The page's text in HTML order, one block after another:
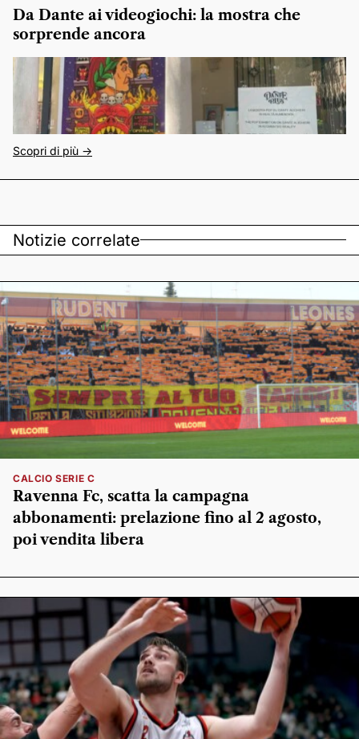
Da Dante ai videogiochi: la mostra che
sorprende ancora
Scopri di più ->
Notizie correlate
CALCIO SERIE C
Ravenna Fc, scatta la campagna
abbonamenti: prelazione fino al 2 agosto,
poi vendita libera